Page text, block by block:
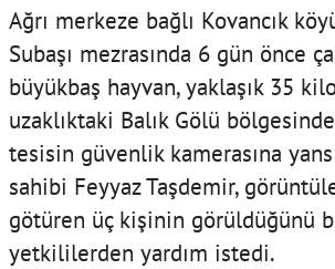
Ağrı merkeze bağlı Kovancık
Subaşı mezrasında 6 gün önce
büyükbaş hayvan, yaklaşık 35
uzaklıktaki Balık Gölü
tesisin güvenlik kamerasına
sahibi Feyyaz Taşdemir,
götüren üç kişinin görüldüğünü
yetkililerden yardım istedi.